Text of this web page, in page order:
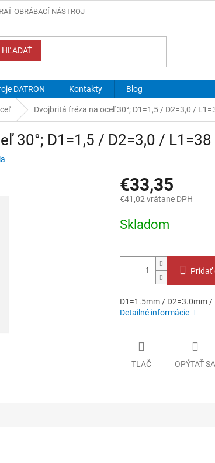
OBRÁBACÍ NÁSTROJ
HĽADAŤ
DATRON Kontakty Blog
Dvojbritá fréza na oceľ 30°; D1=1,5 / D2=3,0 /
30°; D1=1,5 / D2=3,0 /
€33,35
€41,02 vrátane DPH
cena:
Skladom
Pridať
D1=1.5mm / D2=3.0mm
Detailné informácie
TLAČ OPÝTAŤ SA